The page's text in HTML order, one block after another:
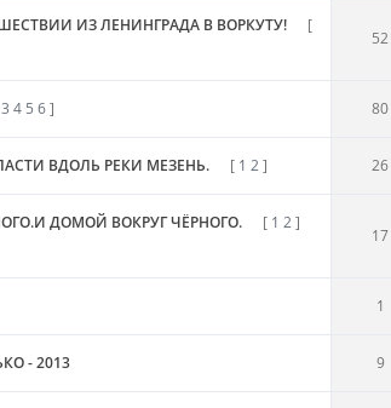
ИЗ ЛЕНИНГРАДА В ВОРКУТУ!
[
52
3 4 5 6] 80
ВДОЛЬ РЕКИ МЕЗЕНЬ. [ 1 2] 26
ДОМОЙ ВОКРУГ ЧЁРНОГО. [ 1 2]
17
1
- 2013 9